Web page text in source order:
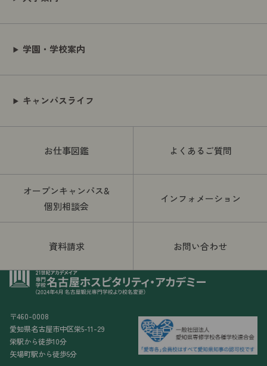
学園・学校案内
キャンパスライフ
お仕事図鑑 よくあるご質問
オープンキャンパス&
個別相談会
インフォメーション
資料請求 お問い合わせ
〒460-0008
愛知県名古屋市中区栄5-11-29
栄駅から徒歩10分
矢場町駅から徒歩5分